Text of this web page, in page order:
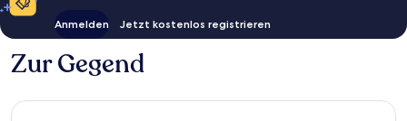
Anmelden Jetzt kostenlos registrieren
Zur Gegend